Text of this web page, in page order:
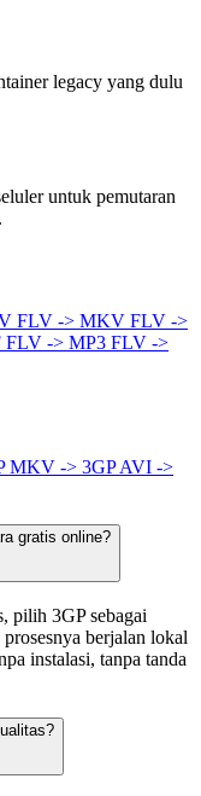
legacy yang dulu
untuk pemutaran
FLV -> MKV FLV ->
FLV -> MP3 FLV ->
MKV -> 3GPAVI ->
gratis online?
pilih 3GP sebagai
berjalan lokal
instalasi, tanpa tanda